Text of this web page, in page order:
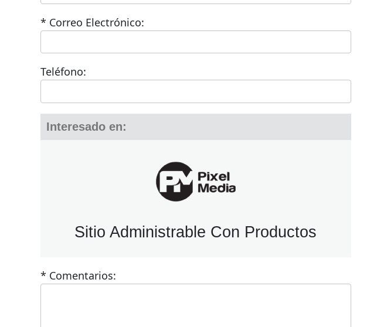
* Correo Electrónico:
Teléfono:
Interesado en:
Sitio Administrable Con Productos
* Comentarios: